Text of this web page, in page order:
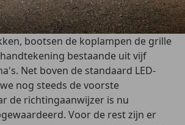
bootsen de koplampen de grille
bestaande uit vijf
Net boven de standaard LED-
nog steeds de voorste
de richtingaanwijzer is nu
Voor de rest zijn er